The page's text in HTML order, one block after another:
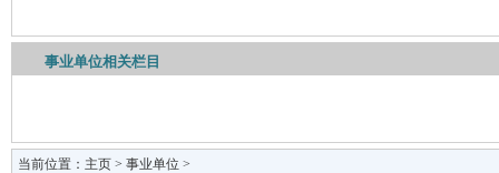
事业单位相关栏目
当前位置： 主页 > 事业单位 >